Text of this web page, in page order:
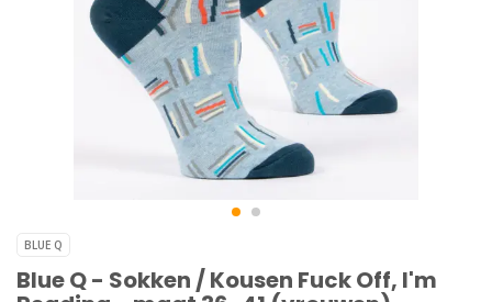
BLUE Q
Blue Q - Sokken / Kousen Fuck Off, I'm